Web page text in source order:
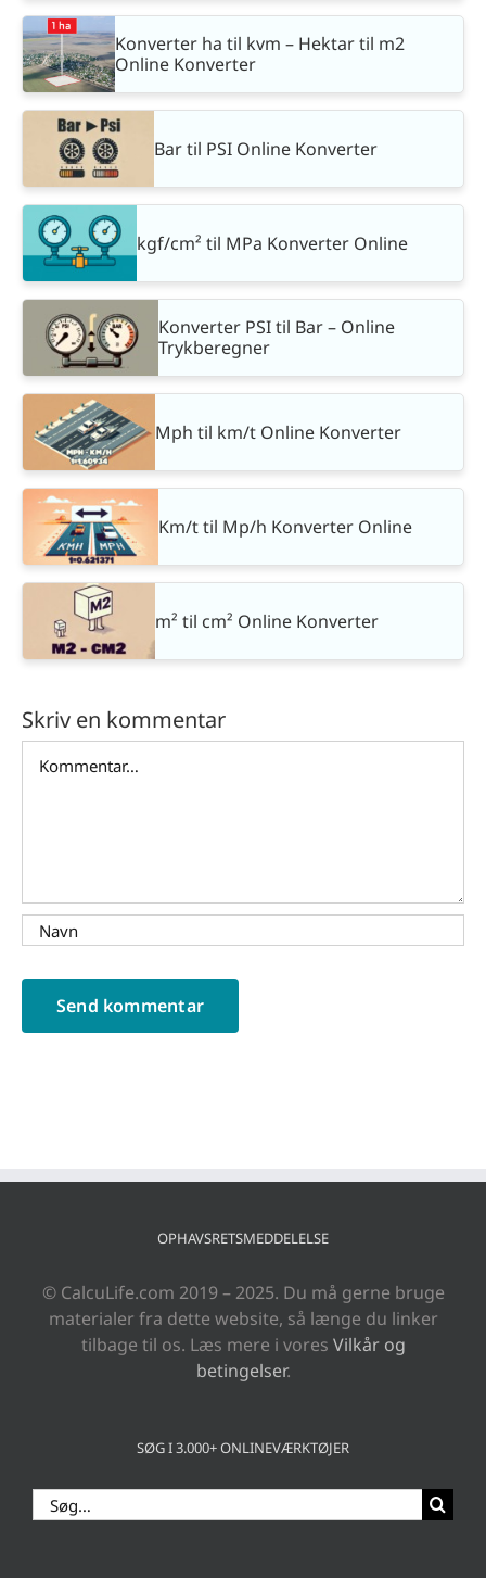
Konverter ha til kvm – Hektar til m2
Online Konverter
Bar til PSI Online Konverter
kgf/cm² til MPa Konverter Online
Konverter PSI til Bar – Online
Trykberegner
Mph til km/t Online Konverter
Km/t til Mp/h Konverter Online
m² til cm² Online Konverter
Skriv en kommentar
OPHAVSRETSMEDDELELSE
© CalcuLife.com 2019 – 2025. Du må gerne bruge
materialer fra dette website, så længe du linker
tilbage til os. Læs mere i vores Vilkår og
betingelser.
SØG I 3.000+ ONLINEVÆRKTØJER
Søg
efter: